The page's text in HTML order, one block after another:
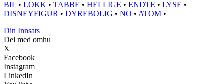
BIL • LOKK • TABBE • HELLIGE • ENDTE • LYSE •
DISNEYFIGUR • DYREBOLIG • NO • ATOM •
Din Innsats
Del med omhu
X
Facebook
Instagram
LinkedIn